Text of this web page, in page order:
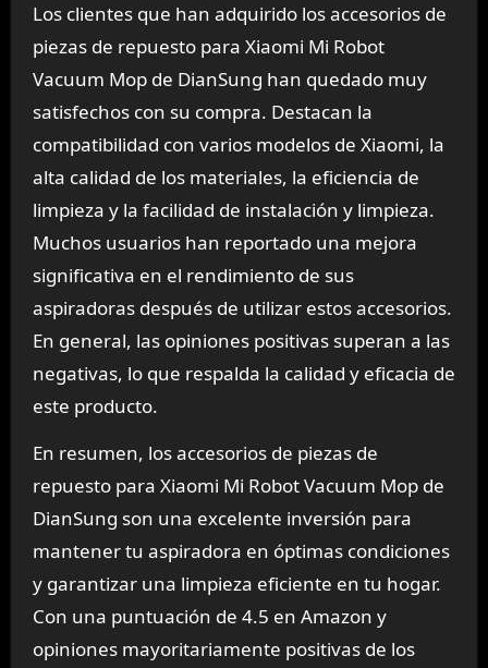
Los clientes que han adquirido los accesorios de
piezas de repuesto para Xiaomi Mi Robot
Vacuum Mop de DianSung han quedado muy
satisfechos con su compra. Destacan la
compatibilidad con varios modelos de Xiaomi, la
alta calidad de los materiales, la eficiencia de
limpieza y la facilidad de instalación y limpieza.
Muchos usuarios han reportado una mejora
significativa en el rendimiento de sus
aspiradoras después de utilizar estos accesorios.
En general, las opiniones positivas superan a las
negativas, lo que respalda la calidad y eficacia de
este producto.
En resumen, los accesorios de piezas de
repuesto para Xiaomi Mi Robot Vacuum Mop de
DianSung son una excelente inversión para
mantener tu aspiradora en óptimas condiciones
y garantizar una limpieza eficiente en tu hogar.
Con una puntuación de 4.5 en Amazon y
opiniones mayoritariamente positivas de los